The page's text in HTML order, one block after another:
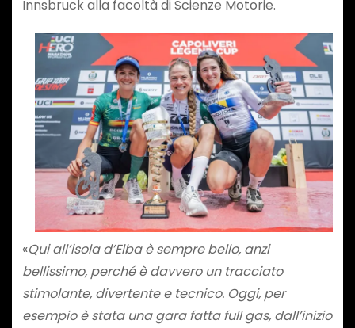
Innsbruck alla facoltà di Scienze Motorie.
«Qui all’isola d’Elba è sempre bello, anzi
bellissimo, perché è davvero un tracciato
stimolante, divertente e tecnico. Oggi, per
esempio è stata una gara fatta full gas, dall’inizio